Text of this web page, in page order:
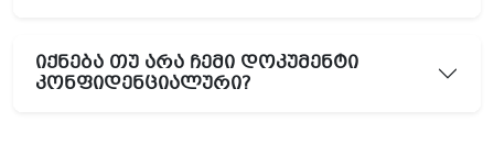
იქნება თუ არა ჩემი დოკუმენტი
კონფიდენციალური?